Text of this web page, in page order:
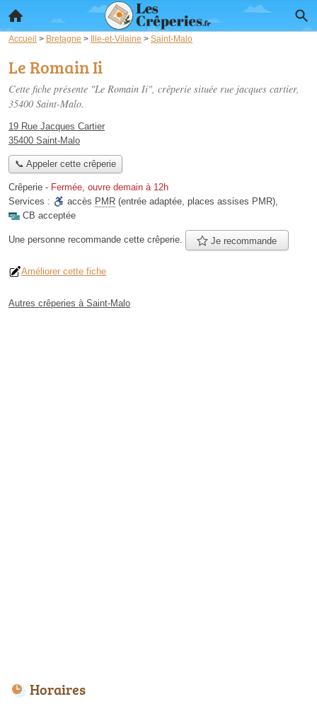
Accueil > Bretagne > Ille-et-Vilaine > Saint-Malo
Le Romain Ii
Cette fiche présente "Le Romain Ii", crêperie située rue jacques cartier,
35400 Saint-Malo.
19 Rue Jacques Cartier
35400 Saint-Malo
📞 Appeler cette crêperie
Crêperie - Fermée, ouvre demain à 12h
Services :
accès PMR (entrée adaptée, places assises PMR),
CB acceptée
Une personne recommande cette crêperie. Je recommande
Améliorer cette fiche
Autres crêperies à Saint-Malo
Horaires